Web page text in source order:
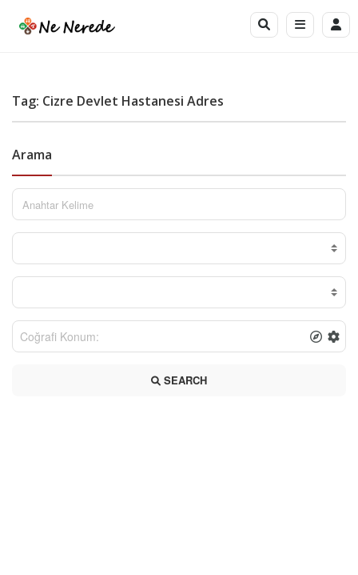
Tag: Cizre Devlet Hastanesi Adres
Arama
SEARCH